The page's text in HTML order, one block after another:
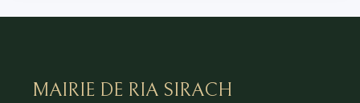
MAIRIE DE RIA SIRACH